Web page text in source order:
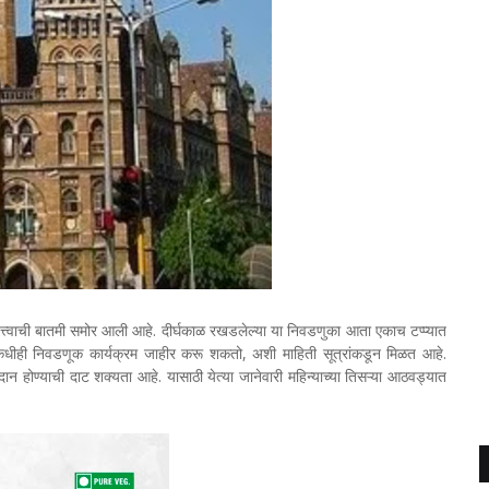
बातमी समोर आली आहे. दीर्घकाळ रखडलेल्या या निवडणुका आता एकाच टप्प्यात
निवडणूक कार्यक्रम जाहीर करू शकतो, अशी माहिती सूत्रांकडून मिळत आहे.
होण्याची दाट शक्यता आहे. यासाठी येत्या जानेवारी महिन्याच्या तिसऱ्या आठवड्यात